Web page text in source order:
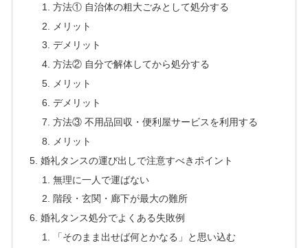
方法① 自治体の粗大ごみとして処分する
メリット
デメリット
方法② 自分で解体してから処分する
メリット
デメリット
方法③ 不用品回収・便利屋サービスを利用する
メリット
婚礼タンスの運び出しで注意すべきポイント
無理に一人で運ばない
階段・玄関・廊下が最大の難所
婚礼タンス処分でよくある失敗例
「そのまま出せば何とかなる」と思い込む